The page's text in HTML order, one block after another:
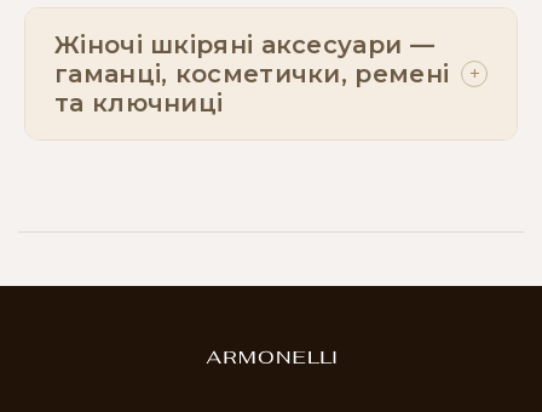
Жіночі шкіряні аксесуари —
гаманці, косметички, ремені
та ключниці
+